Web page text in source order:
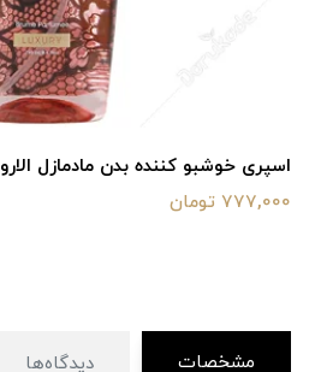
اسپری خوشبو کننده بدن مادمازل الارو
777,000 تومان
مشخصات دیدگاه‌ها